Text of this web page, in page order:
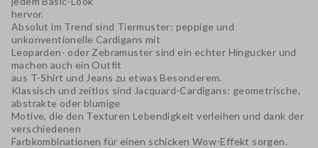
hervor.
Absolut im Trend sind Tiermuster: peppige und
unkonventionelle Cardigans mit
Leoparden- oder Zebramuster sind ein echter Hingucker und
machen auch ein Outfit
aus T-Shirt und Jeans zu etwas Besonderem.
Klassisch und zeitlos sind Jacquard-Cardigans: geometrische,
abstrakte oder blumige
Motive, die den Texturen Lebendigkeit verleihen und dank der
verschiedenen
Farbkombinationen für einen schicken Wow-Effekt sorgen.